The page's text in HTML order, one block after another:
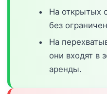
На открытых
без
На
они входят в
аренды.